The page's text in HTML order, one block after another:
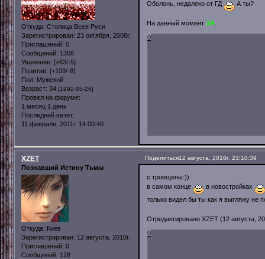
Откуда: Столица Всея Руси
Зарегистрирован: 23 октября, 2008г.
Приглашений: 0
Сообщений: 1308
Уважение: [+63/-5]
Позитив: [+109/-8]
Пол: Мужской
Возраст: 34 [1992-05-26]
Провел на форуме:
1 месяц 1 день
Последний визит:
11 февраля, 2011г. 14:00:40
Оболонь, недалеко от ГД А ты?
На данный момент ЗА
0
Поделиться12 августа, 2010г. 23:10:39
XZET
Познавший Истину Тьмы
Откуда: Киев
Зарегистрирован: 12 августа, 2010г.
Приглашений: 0
Сообщений: 128
с троещены:))
в самом конце
в новостройках
только видел бы ты как я выгляжу не
Отредактировано XZET (12 августа,
0